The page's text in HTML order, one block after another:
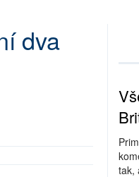
dva
tak,